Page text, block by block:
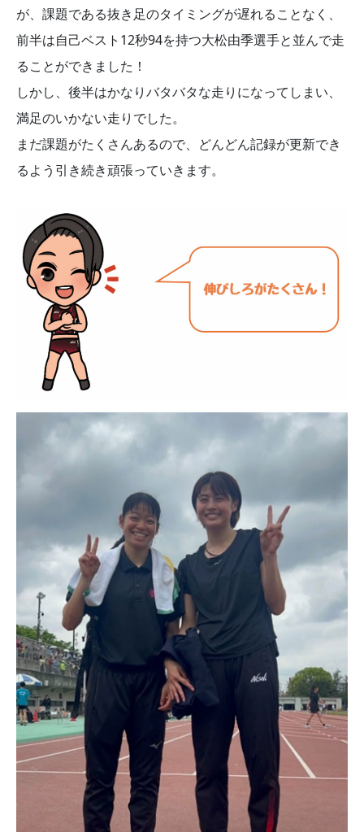
が、課題である抜き足のタイミングが遅れることなく、
前半は自己ベスト12秒94を持つ大松由季選手と並んで走
ることができました！
しかし、後半はかなりバタバタな走りになってしまい、
満足のいかない走りでした。
まだ課題がたくさんあるので、どんどん記録が更新でき
るよう引き続き頑張っていきます。